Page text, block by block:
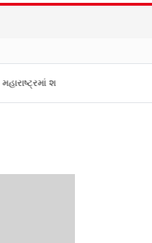
શાળાની બહાર જંક ફૂડ બૅન!